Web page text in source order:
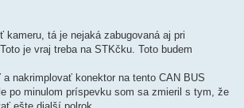
kameru, tá je nejaká zabugovaná aj pri
je vraj treba na STKčku. Toto budem
nakrimplovať konektor na tento CAN BUS
po minulom príspevku som sa zmieril s tym, že